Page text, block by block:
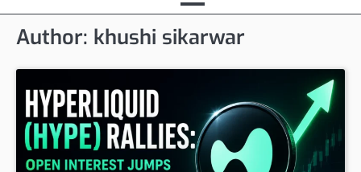
Author: khushi sikarwar